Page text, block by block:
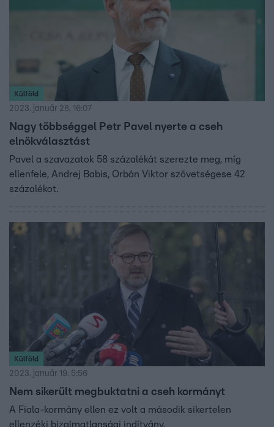
Külföld
2023. január 28. 16:07
Nagy többséggel Petr Pavel nyerte a cseh
elnökválasztást
Pavel a szavazatok 58 százalékát szerezte meg, míg
ellenfele, Andrej Babis, Orbán Viktor szövetségese 42
százalékot.
Külföld
2023. január 19. 5:56
Nem sikerült megbuktatni a cseh kormányt
A Fiala-kormány ellen ez volt a második sikertelen
ellenzéki bizalmatlansági indítvány.